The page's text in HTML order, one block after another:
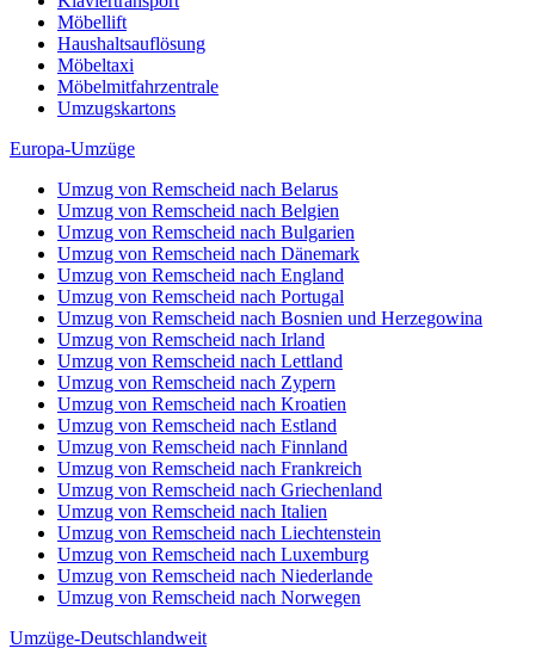
Möbellift
Haushaltsauflösung
Möbeltaxi
Möbelmitfahrzentrale
Umzugskartons
Europa-Umzüge
Umzug von Remscheid nach Belarus
Umzug von Remscheid nach Belgien
Umzug von Remscheid nach Bulgarien
Umzug von Remscheid nach Dänemark
Umzug von Remscheid nach England
Umzug von Remscheid nach Portugal
Umzug von Remscheid nach Bosnien und Herzegowina
Umzug von Remscheid nach Irland
Umzug von Remscheid nach Lettland
Umzug von Remscheid nach Zypern
Umzug von Remscheid nach Kroatien
Umzug von Remscheid nach Estland
Umzug von Remscheid nach Finnland
Umzug von Remscheid nach Frankreich
Umzug von Remscheid nach Griechenland
Umzug von Remscheid nach Italien
Umzug von Remscheid nach Liechtenstein
Umzug von Remscheid nach Luxemburg
Umzug von Remscheid nach Niederlande
Umzug von Remscheid nach Norwegen
Umzüge-Deutschlandweit